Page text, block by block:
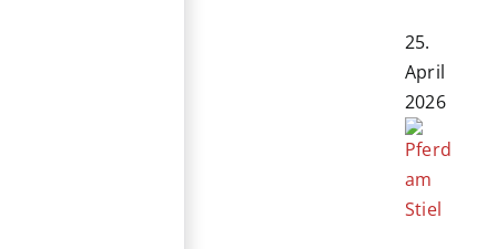
25.
April
2026